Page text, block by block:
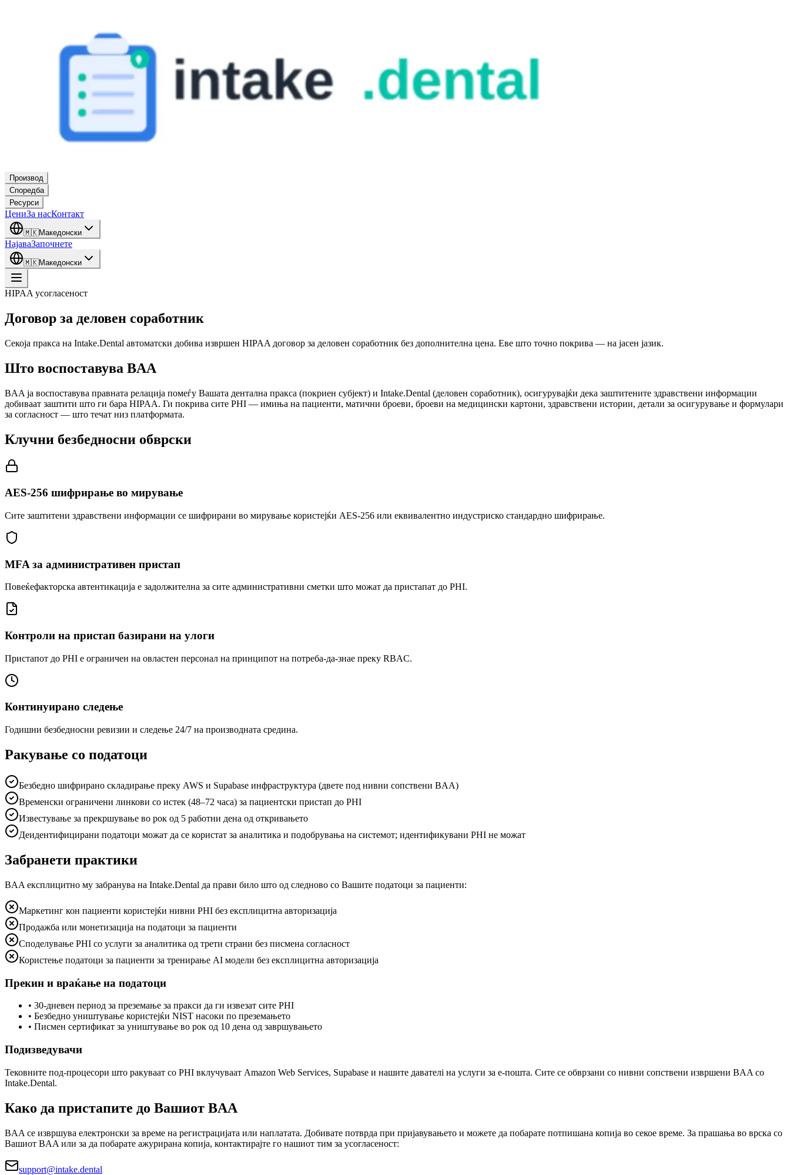
Производ
Споредба
Ресурси
ЦениЗа насКонтакт
🇲🇰Македонски
НајаваЗапочнете
🇲🇰Македонски
HIPAA усогласеност
Договор за деловен соработник
Секоја пракса на Intake.Dental автоматски добива извршен HIPAA договор за деловен соработник без дополнителна цена. Еве што точно покрива — на јасен јазик.
Што воспоставува BAA
BAA ја воспоставува правната релација помеѓу Вашата дентална пракса (покриен субјект) и Intake.Dental (деловен соработник), осигурувајќи дека заштитените здравствени информации
добиваат заштити што ги бара HIPAA. Ги покрива сите PHI — имиња на пациенти, матични броеви, броеви на медицински картони, здравствени истории, детали за осигурување и формулари
за согласност — што течат низ платформата.
Клучни безбедносни обврски
AES-256 шифрирање во мирување
Сите заштитени здравствени информации се шифрирани во мирување користејќи AES-256 или еквивалентно индустриско стандардно шифрирање.
MFA за административен пристап
Повеќефакторска автентикација е задолжителна за сите административни сметки што можат да пристапат до PHI.
Контроли на пристап базирани на улоги
Пристапот до PHI е ограничен на овластен персонал на принципот на потреба-да-знае преку RBAC.
Континуирано следење
Годишни безбедносни ревизии и следење 24/7 на производната средина.
Ракување со податоци
Безбедно шифрирано складирање преку AWS и Supabase инфраструктура (двете под нивни сопствени BAA)
Временски ограничени линкови со истек (48–72 часа) за пациентски пристап до PHI
Известување за прекршување во рок од 5 работни дена од откривањето
Деидентифицирани податоци можат да се користат за аналитика и подобрувања на системот; идентификувани PHI не можат
Забранети практики
BAA експлицитно му забранува на Intake.Dental да прави било што од следново со Вашите податоци за пациенти:
Маркетинг кон пациенти користејќи нивни PHI без експлицитна авторизација
Продажба или монетизација на податоци за пациенти
Споделување PHI со услуги за аналитика од трети страни без писмена согласност
Користење податоци за пациенти за тренирање AI модели без експлицитна авторизација
Прекин и враќање на податоци
• 30-дневен период за преземање за пракси да ги извезат сите PHI
• Безбедно уништување користејќи NIST насоки по преземањето
• Писмен сертификат за уништување во рок од 10 дена од завршувањето
Подизведувачи
Тековните под-процесори што ракуваат со PHI вклучуваат Amazon Web Services, Supabase и нашите давателі на услуги за е-пошта. Сите се обврзани со нивни сопствени извршени BAA со
Intake.Dental.
Како да пристапите до Вашиот BAA
BAA се извршува електронски за време на регистрацијата или наплатата. Добивате потврда при пријавувањето и можете да побарате потпишана копија во секое време. За прашања во врска со
Вашиот BAA или за да побарате ажурирана копија, контактирајте го нашиот тим за усогласеност:
support@intake.dental